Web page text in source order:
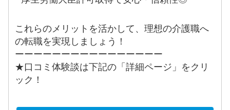
これらのメリットを活かして、理想の介護職へ
の転職を実現しましょう！
ーーーーーーーーーーーーーーーー
★口コミ体験談は下記の「詳細ページ」をクリ
ック！